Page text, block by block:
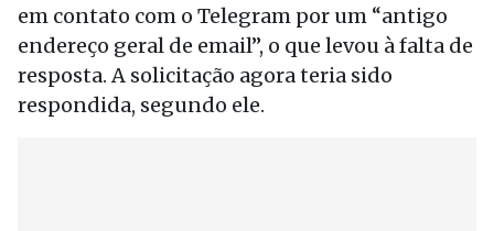
em contato com o Telegram por um “antigo
endereço geral de email”, o que levou à falta de
resposta. A solicitação agora teria sido
respondida, segundo ele.